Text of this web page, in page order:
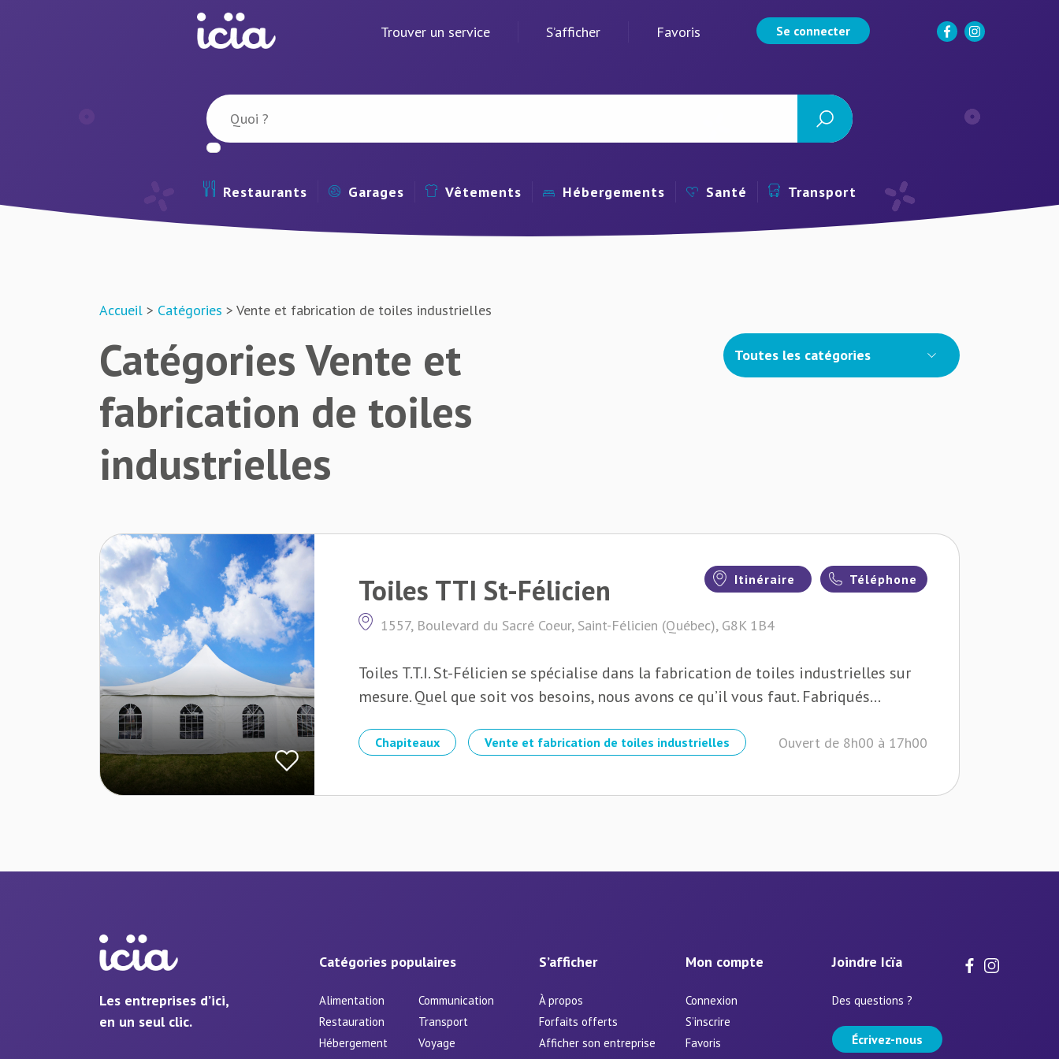
Se connecter
Trouver un service S’afficher Favoris
Restaurants Garages Vêtements Hébergements Santé Transport
Accueil > Catégories > Vente et fabrication de toiles industrielles
Catégories Vente et
fabrication de toiles
industrielles
Toutes les catégories
Toiles TTI St-Félicien
1557, Boulevard du Sacré Coeur, Saint-Félicien (Québec), G8K 1B4
Téléphone
Itinéraire
Toiles T.T.I. St-Félicien se spécialise dans la fabrication de toiles industrielles sur
mesure. Quel que soit vos besoins, nous avons ce qu’il vous faut. Fabriqués...
Chapiteaux Vente et fabrication de toiles industrielles Ouvert de 8h00 à 17h00
Les entreprises d’ici,
en un seul clic.
Catégories populaires
Alimentation
Communication
Restauration
Transport
Hébergement
Voyage
S’afficher
À propos
Forfaits offerts
Afficher son entreprise
Mon compte
Connexion
S’inscrire
Favoris
Joindre Icïa
Des questions ?
Écrivez-nous